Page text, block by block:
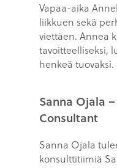
Vapaa-aika
liikkuen sekä
viettäen. Annea
tavoitteelliseksi,
henkeä tuovaksi.
Sanna Ojala
Consultant
Sanna Ojala
konsulttitiimiä